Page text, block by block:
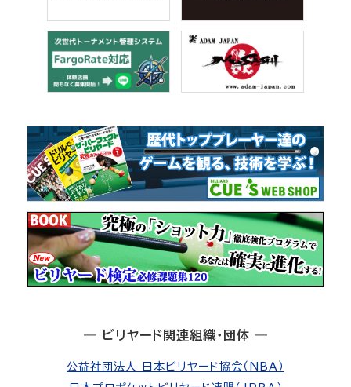
― ビリヤード関連組織・団体 ―
公益社団法人 日本ビリヤード協会（NBA）